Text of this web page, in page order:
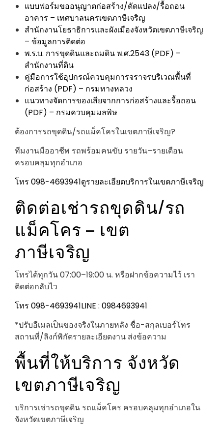
แบบฟอร์มขออนุญาตก่อสร้าง/ดัดแปลง/รื้อถอน
อาคาร – เทศบาลนครเขตภาษีเจริญ
สำนักงานโยธาธิการและผังเมืองจังหวัดเขตภาษีเจริญ
– ข้อมูลการติดต่อ
พ.ร.บ. การขุดดินและถมดิน พ.ศ.2543 (PDF) –
สำนักงานที่ดิน
คู่มือการใช้อุปกรณ์ควบคุมการจราจรบริเวณพื้นที่
ก่อสร้าง (PDF) – กรมทางหลวง
แนวทางจัดการของเสียจากการก่อสร้างและรื้อถอน
(PDF) – กรมควบคุมมลพิษ
ต้องการรถขุดดิน/รถแม็คโครในเขตภาษีเจริญ?
ทีมงานมืออาชีพ รถพร้อมคนขับ รายวัน–รายเดือน
ครอบคลุมทุกอำเภอ
โทร 098-4693941ดูรายละเอียดบริการในเขตภาษีเจริญ
ติดต่อเช่ารถขุดดิน/รถ
แม็คโคร – เขต
ภาษีเจริญ
โทรได้ทุกวัน 07:00–19:00 น. หรือฝากข้อความไว้ เรา
ติดต่อกลับไว
โทร 098-4693941LINE : 0984693941
*ปรับอีเมลเป็นของจริงในภายหลัง ชื่อ-สกุลเบอร์โทร
สถานที่/ลิงก์พิกัดรายละเอียดงาน ส่งข้อความ
พื้นที่ให้บริการ จังหวัด
เขตภาษีเจริญ
บริการเช่ารถขุดดิน รถแม็คโคร ครอบคลุมทุกอำเภอใน
จังหวัดเขตภาษีเจริญ